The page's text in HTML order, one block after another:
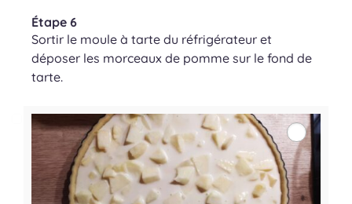
Étape 6
Sortir le moule à tarte du réfrigérateur et
déposer les morceaux de pomme sur le fond de
tarte.